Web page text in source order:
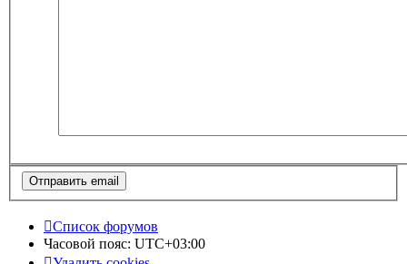
Список форумов
Часовой пояс: UTC+03:00